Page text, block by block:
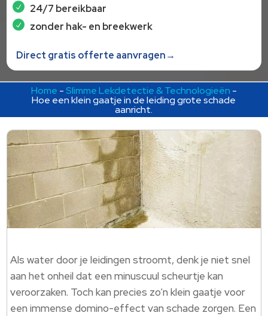
24/7 bereikbaar
zonder hak- en breekwerk
Direct gratis offerte aanvragen→
Home -Slimme Lekdetectie & Technologieën -
Hoe een klein gaatje in de leiding grote schade
aanricht.​
Als water door je leidingen stroomt, denk je niet snel
aan het onheil dat een minuscuul scheurtje kan
veroorzaken. Toch kan precies zo’n klein gaatje voor
een immense domino-effect van schade zorgen. Een